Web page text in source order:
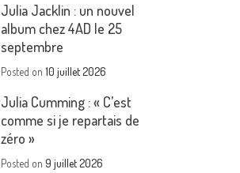
Julia Jacklin : un nouvel
album chez 4AD le 25
septembre
Posted on10 juillet 2026
Julia Cumming : « C’est
comme si je repartais de
zéro »
Posted on9 juillet 2026